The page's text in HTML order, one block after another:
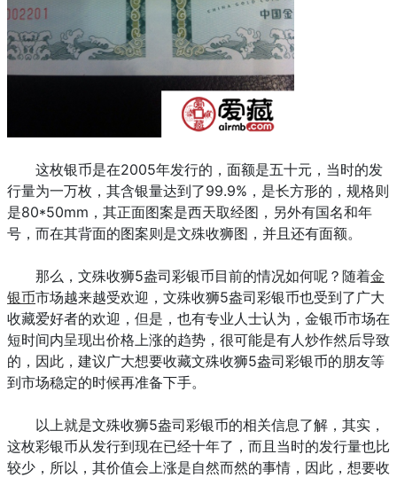
这枚银币是在2005年发行的，面额是五十元，当时的发
行量为一万枚，其含银量达到了99.9%，是长方形的，规格则
是80*50mm，其正面图案是西天取经图，另外有国名和年
号，而在其背面的图案则是文殊收狮图，并且还有面额。
那么，文殊收狮5盎司彩银币目前的情况如何呢？随着金
银币市场越来越受欢迎，文殊收狮5盎司彩银币也受到了广大
收藏爱好者的欢迎，但是，也有专业人士认为，金银币市场在
短时间内呈现出价格上涨的趋势，很可能是有人炒作然后导致
的，因此，建议广大想要收藏文殊收狮5盎司彩银币的朋友等
到市场稳定的时候再准备下手。
以上就是文殊收狮5盎司彩银币的相关信息了解，其实，
这枚彩银币从发行到现在已经十年了，而且当时的发行量也比
较少，所以，其价值会上涨是自然而然的事情，因此，想要收